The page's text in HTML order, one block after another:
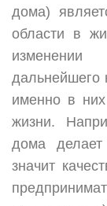
дома)
области в
дальнейшего
именно в
жизни.
дома
значит